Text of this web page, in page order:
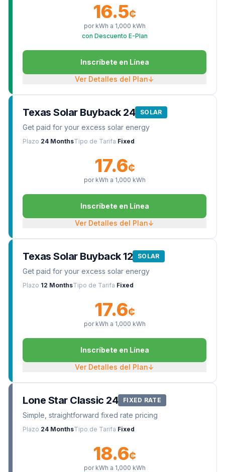
16.5¢
por kWh a 1,000 kWh
con Descuento E-Plan
Inscríbete en Línea
Ver Detalles del Plan↓
Texas Solar Buyback 24 SOLAR
Get paid for your excess solar energy
Plazo 24 MonthsTipo de Tarifa Fixed
17.6¢
por kWh a 1,000 kWh
Inscríbete en Línea
Ver Detalles del Plan↓
Texas Solar Buyback 12 SOLAR
Get paid for your excess solar energy
Plazo 12 MonthsTipo de Tarifa Fixed
17.6¢
por kWh a 1,000 kWh
Inscríbete en Línea
Ver Detalles del Plan↓
Lone Star Classic 24 FIXED RATE
Simple, straightforward fixed rate pricing
Plazo 24 MonthsTipo de Tarifa Fixed
18.6¢
por kWh a 1,000 kWh